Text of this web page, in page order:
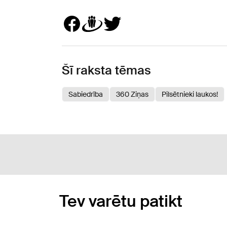
Šī raksta tēmas
Sabiedrība 360 Ziņas Pilsētnieki laukos!
Tev varētu patikt